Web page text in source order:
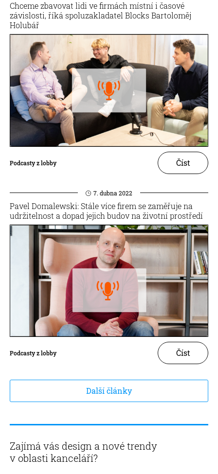
Chceme zbavovat lidi ve firmách místní i časové
závislosti, říká spoluzakladatel Blocks Bartoloměj
Holubář
Podcasty z lobby Číst
7. dubna 2022
Pavel Domalewski: Stále více firem se zaměřuje na
udržitelnost a dopad jejich budov na životní prostředí
Podcasty z lobby Číst
Další články
Zajímá vás design a nové trendy
v oblasti kanceláří?